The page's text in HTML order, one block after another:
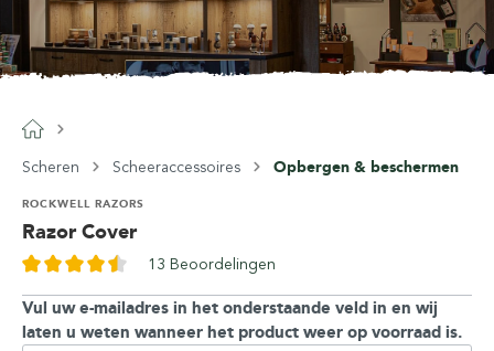
Scheren Scheeraccessoires Opbergen & beschermen
Razor Cover
ROCKWELL RAZORS
13 Beoordelingen
Vul uw e-mailadres in het onderstaande veld in en wij
laten u weten wanneer het product weer op voorraad is.